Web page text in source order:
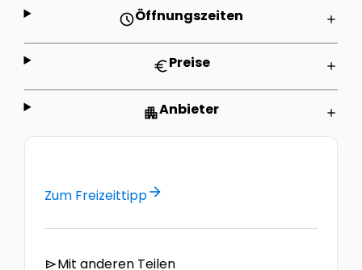
scheduleÖffnungszeiten add
euroPreise add
apartmentAnbieter add
Zum Freizeittipparrow_forward
sendMit anderen Teilen